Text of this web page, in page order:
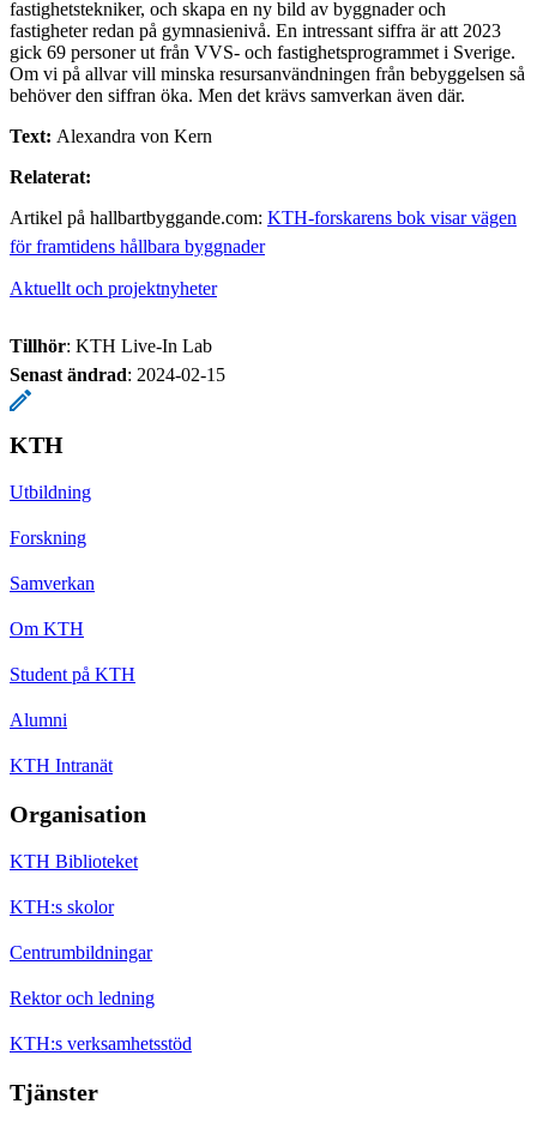
fastighetstekniker, och skapa en ny bild av byggnader och
fastigheter redan på gymnasienivå. En intressant siffra är att 2023
gick 69 personer ut från VVS- och fastighetsprogrammet i Sverige.
Om vi på allvar vill minska resursanvändningen från bebyggelsen så
behöver den siffran öka. Men det krävs samverkan även där.
Text: Alexandra von Kern
Relaterat:
Artikel på hallbartbyggande.com: KTH-forskarens bok visar vägen
för framtidens hållbara byggnader
Aktuellt och projektnyheter
Tillhör: KTH Live-In Lab
Senast ändrad: 2024-02-15
KTH
Utbildning
Forskning
Samverkan
Om KTH
Student på KTH
Alumni
KTH Intranät
Organisation
KTH Biblioteket
KTH:s skolor
Centrumbildningar
Rektor och ledning
KTH:s verksamhetsstöd
Tjänster